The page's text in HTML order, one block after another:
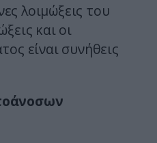
λοιμώξεις του
και οι
είναι συνήθεις